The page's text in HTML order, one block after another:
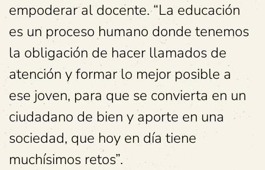
empoderar al docente. “La educación
es un proceso humano donde tenemos
la obligación de hacer llamados de
atención y formar lo mejor posible a
ese joven, para que se convierta en un
ciudadano de bien y aporte en una
sociedad, que hoy en día tiene
muchísimos retos”.